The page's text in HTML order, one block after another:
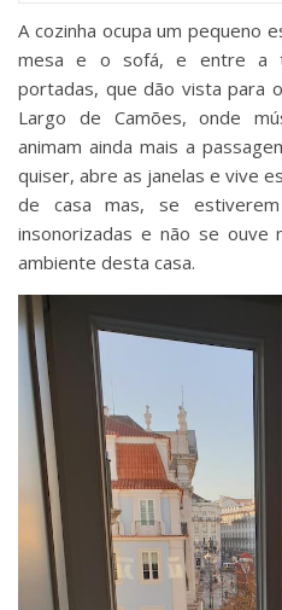
A cozinha ocupa um pequeno
mesa e o sofá, e entre a
portadas, que dão vista para
Largo de Camões, onde
animam ainda mais a
quiser, abre as janelas e vive
de casa mas, se
insonorizadas e não se ouve
ambiente desta casa.